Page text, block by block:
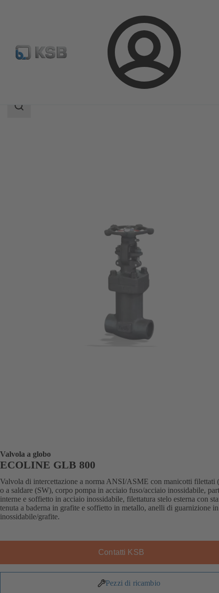
Login
ECOLINE GLB 800
Ambito
Valvola a globo
ECOLINE GLB 800
Valvola di intercettazione a norma ANSI/ASME con manicotti filettati
o a saldare (SW), corpo pompa in acciaio fuso/acciaio inossidabile,
interne e soffietto in acciaio inossidabile, filettatura stelo esterna con
tenuta a baderna in grafite e soffietto in metallo, anelli di guarnizione
inossidabile/grafite.
Contatti KSB
Pezzi di ricambio